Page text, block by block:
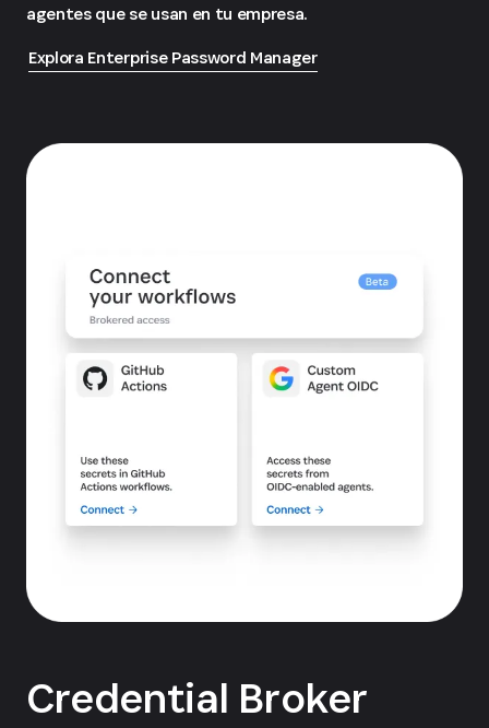
agentes que se usan en tu empresa.
Explora Enterprise Password Manager
Credential Broker